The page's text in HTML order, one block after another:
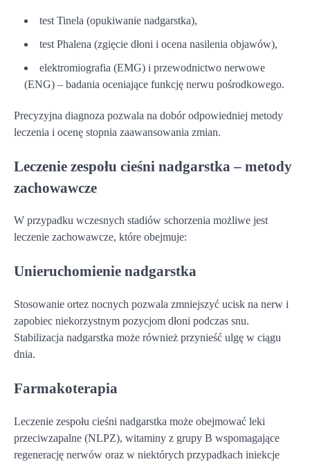
test Tinela (opukiwanie nadgarstka),
test Phalena (zgięcie dłoni i ocena nasilenia objawów),
elektromiografia (EMG) i przewodnictwo nerwowe
(ENG) – badania oceniające funkcję nerwu pośrodkowego.
Precyzyjna diagnoza pozwala na dobór odpowiedniej metody
leczenia i ocenę stopnia zaawansowania zmian.
Leczenie zespołu cieśni nadgarstka – metody
zachowawcze
W przypadku wczesnych stadiów schorzenia możliwe jest
leczenie zachowawcze, które obejmuje:
Unieruchomienie nadgarstka
Stosowanie ortez nocnych pozwala zmniejszyć ucisk na nerw i
zapobiec niekorzystnym pozycjom dłoni podczas snu.
Stabilizacja nadgarstka może również przynieść ulgę w ciągu
dnia.
Farmakoterapia
Leczenie zespołu cieśni nadgarstka może obejmować leki
przeciwzapalne (NLPZ), witaminy z grupy B wspomagające
regenerację nerwów oraz w niektórych przypadkach iniekcje